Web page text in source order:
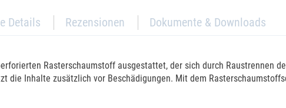
Details Rezensionen Dokumente & Downloads
Rasterschaumstoff ausgestattet, der sich durch Raustrennen
die Inhalte zusätzlich vor Beschädigungen. Mit dem